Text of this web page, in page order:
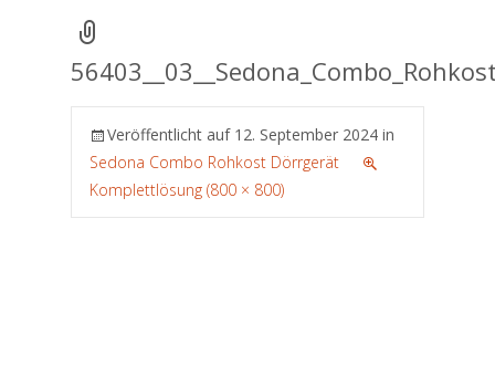
Veröffentlicht auf 12. September 2024 in
Sedona Combo Rohkost Dörrgerät
Komplettlösung (800 × 800)